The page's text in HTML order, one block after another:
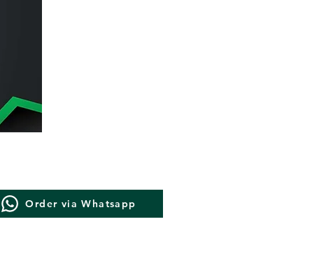
Order via Whatsapp